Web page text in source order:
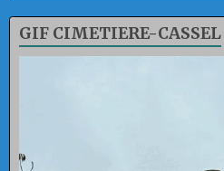
GIF CIMETIERE-CASSEL